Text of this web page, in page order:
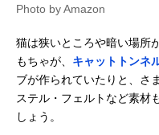
Photo by Amazon
猫は狭いところや暗い場所
もちゃが、 キャットトンネ
ブが作られていたりと、さ
ステル・フェルトなど素材
しょう。